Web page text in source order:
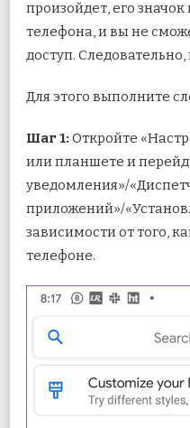
произойдет, его
телефона, и вы не
доступ.
Для этого выполните
Шаг 1: Откройте
или планшете и
уведомления»/
приложений»/
зависимости от того,
телефоне.